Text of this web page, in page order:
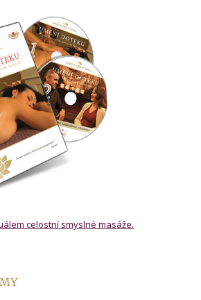
celostní smyslné masáže.